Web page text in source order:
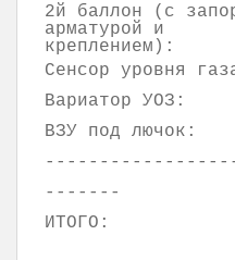
2й баллон (с
арматурой и
креплением):
Сенсор уровня
Вариатор УОЗ:
ВЗУ под лючок:
-------
ИТОГО: